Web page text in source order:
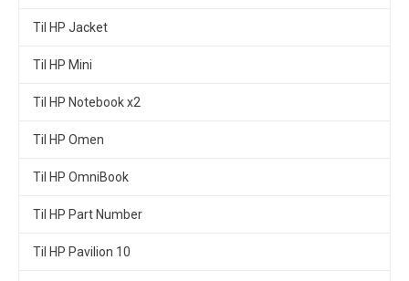
Til HP Jacket
Til HP Mini
Til HP Notebook x2
Til HP Omen
Til HP OmniBook
Til HP Part Number
Til HP Pavilion 10